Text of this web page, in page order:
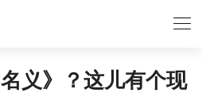
义》？这儿有个现